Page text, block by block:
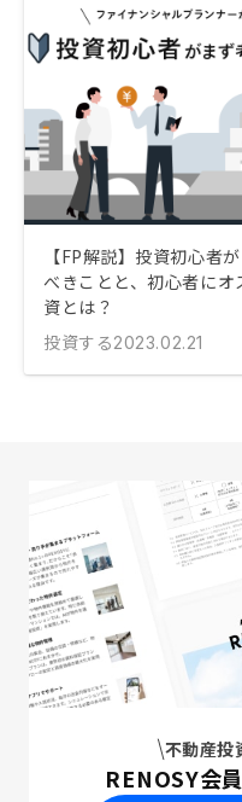
【FP解説】投資初心者
べきことと、初心者にオ
資とは？
投資する2023.02.21
不動産投
RENOSY会